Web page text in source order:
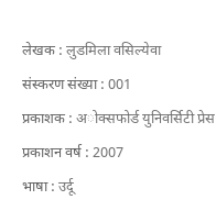
लेखक : लुडमिला वसिल्येवा
संस्करण संख्या : 001
प्रकाशक : अोक्सफोर्ड युनिवर्सिटी प्रेस
प्रकाशन वर्ष : 2007
भाषा : उर्दू